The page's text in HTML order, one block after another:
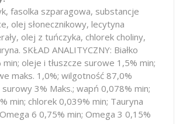
fasolka szparagowa, substancje
olej słonecznikowy, lecytyna
olej z tuńczyka, chlorek choliny,
SKŁAD ANALITYCZNY: Białko
oleje i tłuszcze surowe 1,5% min;
maks. 1,0%; wilgotność 87,0%
surowy 3% Maks.; wapń 0,078% min;
min; chlorek 0,039% min; Tauryna
6 0,75% min; Omega 3 0,15%